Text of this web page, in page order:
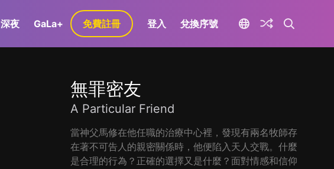
深夜 GaLa+ 免費註冊 登入 兌換序號
無罪密友
A Particular Friend
當神父馬修在他任職的治療中心裡，發現有兩名牧師存
在著不可告人的親密關係時，他便陷入天人交戰。什麼
是合理的行為？正確的選擇又是什麼？面對情感和信仰